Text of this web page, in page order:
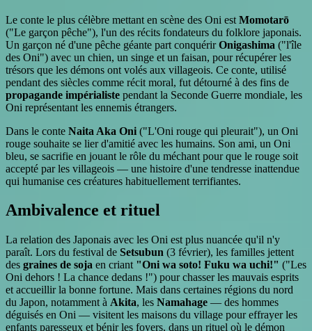
Le conte le plus célèbre mettant en scène des Oni est Momotarō
("Le garçon pêche"), l'un des récits fondateurs du folklore japonais.
Un garçon né d'une pêche géante part conquérirOnigashima ("l'île
des Oni") avec un chien, un singe et un faisan, pour récupérer les
trésors que les démons ont volés aux villageois. Ce conte, utilisé
pendant des siècles comme récit moral, fut détourné à des fins de
propagande impérialiste pendant la Seconde Guerre mondiale, les
Oni représentant les ennemis étrangers.
Dans le conte Naita Aka Oni ("L'Oni rouge qui pleurait"), un Oni
rouge souhaite se lier d'amitié avec les humains. Son ami, un Oni
bleu, se sacrifie en jouant le rôle du méchant pour que le rouge soit
accepté par les villageois — une histoire d'une tendresse inattendue
qui humanise ces créatures habituellement terrifiantes.
Ambivalence et rituel
La relation des Japonais avec les Oni est plus nuancée qu'il n'y
paraît. Lors du festival de Setsubun (3 février), les familles jettent
des graines de soja en criant "Oni wa soto! Fuku wa uchi!" ("Les
Oni dehors ! La chance dedans !") pour chasser les mauvais esprits
et accueillir la bonne fortune. Mais dans certaines régions du nord
du Japon, notamment à Akita, les Namahage — des hommes
déguisés en Oni — visitent les maisons du village pour effrayer les
enfants paresseux et bénir les foyers, dans un rituel où le démon